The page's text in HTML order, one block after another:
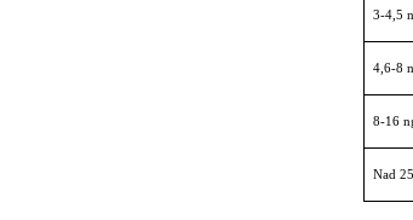
3-4,5
4,6-8
8-16
Nad